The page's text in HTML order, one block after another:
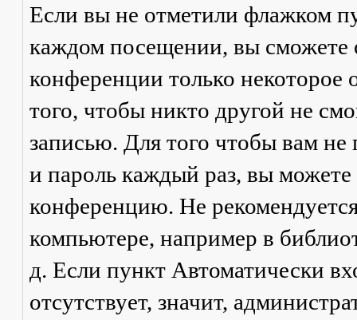
Если вы не отметили флажком
каждом посещении, вы сможете
конференции только некоторое
того, чтобы никто другой не
записью. Для того чтобы вам не
и пароль каждый раз, вы
конференцию. Не
компьютере, например в
д. Если пункт Автоматически
отсутствует, значит,